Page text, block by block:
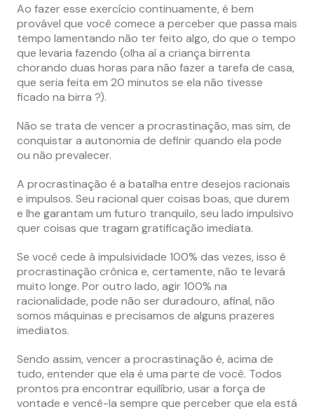
Ao fazer esse exercício continuamente, é bem
provável que você comece a perceber que passa mais
tempo lamentando não ter feito algo, do que o tempo
que levaria fazendo (olha aí a criança birrenta
chorando duas horas para não fazer a tarefa de casa,
que seria feita em 20 minutos se ela não tivesse
ficado na birra ?).
Não se trata de vencer a procrastinação, mas sim, de
conquistar a autonomia de definir quando ela pode
ou não prevalecer.
A procrastinação é a batalha entre desejos racionais
e impulsos. Seu racional quer coisas boas, que durem
e lhe garantam um futuro tranquilo, seu lado impulsivo
quer coisas que tragam gratificação imediata.
Se você cede à impulsividade 100% das vezes, isso é
procrastinação crônica e, certamente, não te levará
muito longe. Por outro lado, agir 100% na
racionalidade, pode não ser duradouro, afinal, não
somos máquinas e precisamos de alguns prazeres
imediatos.
Sendo assim, vencer a procrastinação é, acima de
tudo, entender que ela é uma parte de você. Todos
prontos pra encontrar equilíbrio, usar a força de
vontade e vencê-la sempre que perceber que ela está